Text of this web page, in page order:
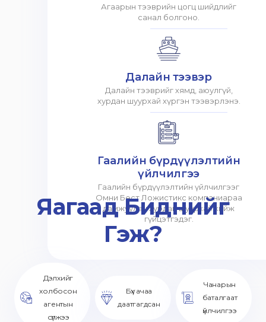
Агаарын тээврийн цогц шийдлийг
санал болгоно.
Далайн тээвэр
Далайн тээврийг хямд, аюулгүй,
хурдан шуурхай хүргэн тээвэрлэнэ.
Гаалийн бүрдүүлэлтийн
үйлчилгээ
Гаалийн бүрдүүлэлтийн үйлчилгээг
Омни Бест Ложистикс компаниараа
дамжуулан хурдан шуурхай хийж
гүйцэтгэдэг.
Яагаад Биднийг
Гэж?
Дэлхийг
холбосон
агентын
сүлжээ
Бүх ачаа
даатгагдсан
Чанарын
баталгаат
үйлчилгээ